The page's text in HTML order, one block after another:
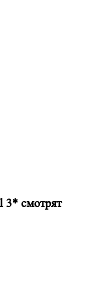
3* смотрят